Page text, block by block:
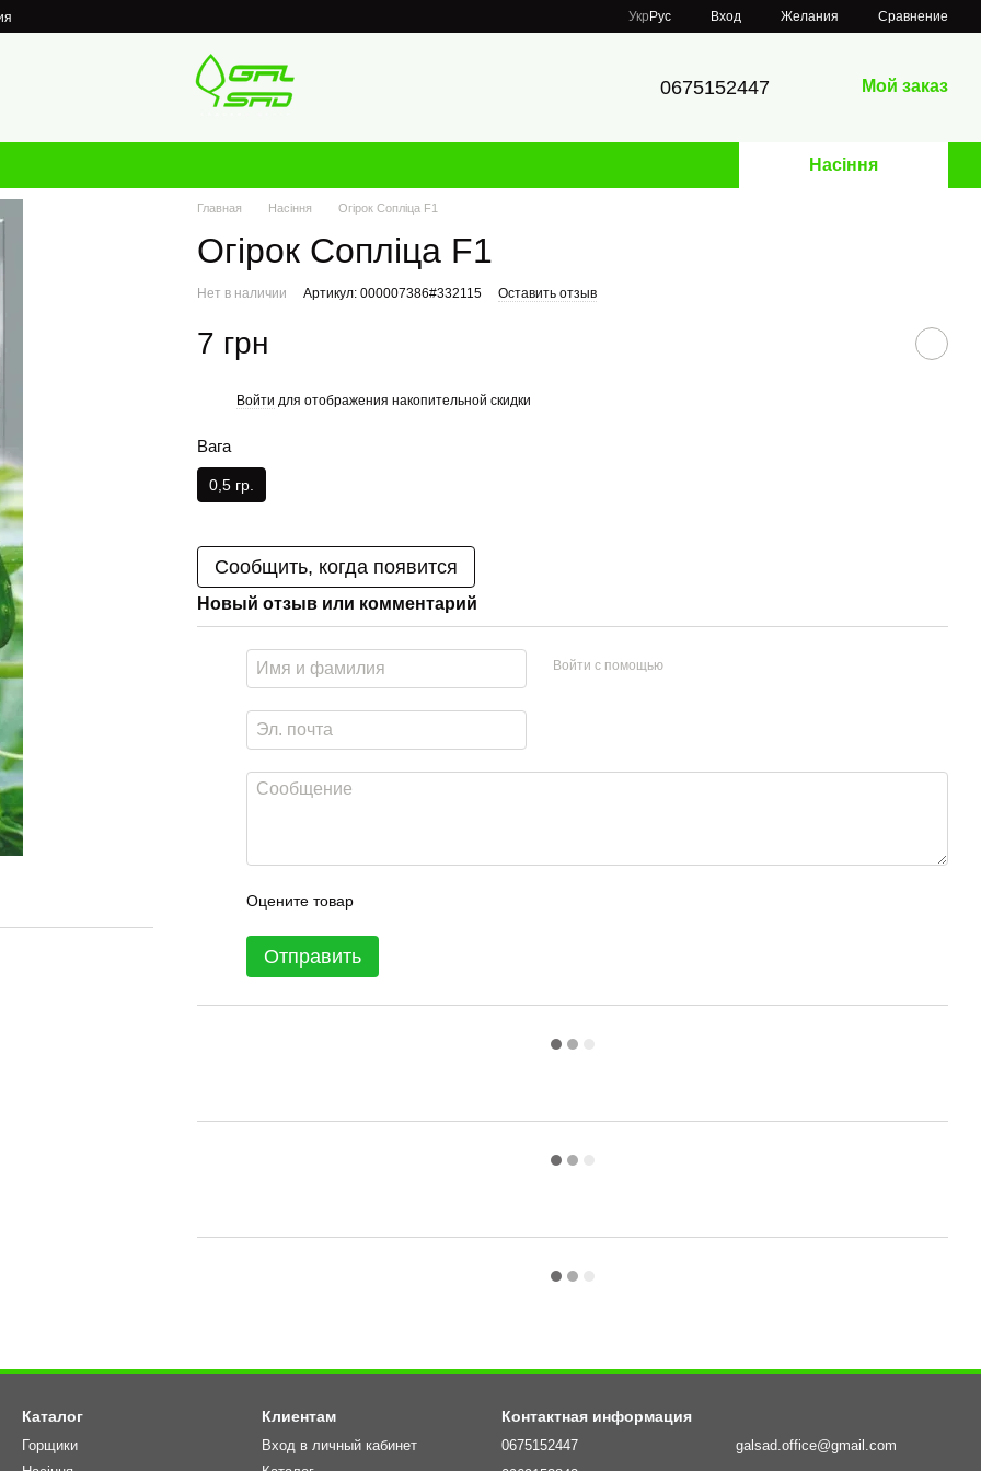
Укр Рус Вход Желания Сравнение
0675152447 Мой заказ
Насіння
Главная Насіння Огірок Сопліца F1
Огірок Сопліца F1
Нет в наличии Артикул: 000007386#332115 Оставить отзыв
7 грн
Войти для отображения накопительной скидки
Вага
0,5 гр.
Сообщить, когда появится
Новый отзыв или комментарий
Войти с помощью
Оцените товар
Отправить
Каталог
Горщики
Клиентам
Вход в личный кабинет
Контактная информация
0675152447
galsad.office@gmail.com